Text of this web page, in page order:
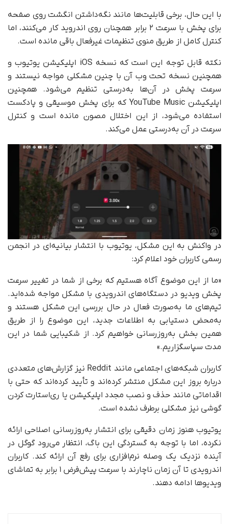
با این حال، برخی قابلیت‌ها مانند نگه‌داشتن انگشت روی صفحه
برای پخش با سرعت ۲ برابر همچنان روی اندروید کار می‌کنند، اما
کنترل کامل از طریق منوی تنظیمات غیرفعال باقی مانده است.
نکته قابل توجه این است که نسخه iOS اپلیکیشن یوتیوب و
همچنین نسخه تحت وب آن با چنین مشکلی مواجه نیستند و
سرعت پخش در آن‌ها به‌درستی تنظیم می‌شود. همچنین
اپلیکیشن YouTube Music که برای پخش موسیقی و پادکست
استفاده می‌شود، از این اختلال مصون مانده است و کنترل
سرعت در آن به‌درستی عمل می‌کند.
در واکنش به این مشکل، یوتیوب با انتشار بیانیه‌ای در انجمن
رسمی کاربران خود اعلام کرد:
«ما از این موضوع آگاه هستیم که برخی از شما در تغییر سرعت
پخش ویدیو در دستگاه‌های اندرویدی با مشکل مواجه شده‌اید.
تیم‌های ما به‌صورت فعال در حال بررسی این مشکل هستند و
به‌محض دستیابی به اطلاعات جدید، این موضوع را از طریق
همین بخش به‌روزرسانی خواهیم کرد. از شکیبایی شما در این
مدت سپاسگزاریم.»
کاربران شبکه‌های اجتماعی مانند Reddit نیز گزارش‌های متعددی
درباره بروز این مشکل منتشر کرده‌اند و تأیید کرده‌اند که حتی با
اقداماتی مانند حذف و نصب مجدد اپلیکیشن یا ری‌استارت کردن
گوشی نیز مشکلی برطرف نشده است.
یوتیوب هنوز زمان دقیقی برای انتشار به‌روزرسانی اصلاحی ارائه
نکرده، اما با توجه به گستردگی این باگ، انتظار می‌رود گوگل در
آینده نزدیک یک وصله نرم‌افزاری برای رفع آن ارائه کند. کاربران
اندرویدی تا آن زمان ناچارند با سرعت پیش‌فرض ۱ برابر به تماشای
ویدیوها ادامه دهند.